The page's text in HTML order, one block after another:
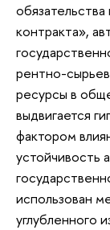
контракта»,
рентно-
ресурсы в
выдвигается
фактором
устойчивость
использован
углубленного